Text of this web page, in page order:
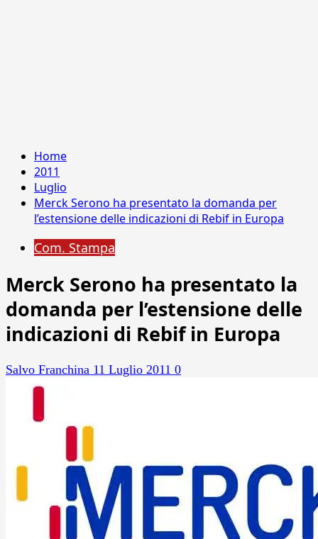
Home
2011
Luglio
Merck Serono ha presentato la domanda per
l’estensione delle indicazioni di Rebif in Europa
Com. Stampa
Merck Serono ha presentato la
domanda per l’estensione delle
indicazioni di Rebif in Europa
Salvo Franchina 11 Luglio 2011 0